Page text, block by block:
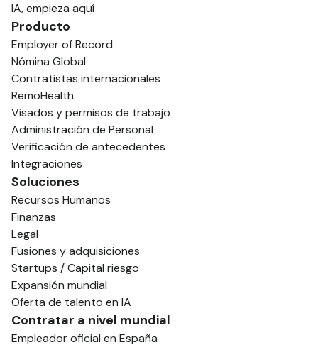
IA, empieza aquí
Producto
Employer of Record
Nómina Global
Contratistas internacionales
RemoHealth
Visados y permisos de trabajo
Administración de Personal
Verificación de antecedentes
Integraciones
Soluciones
Recursos Humanos
Finanzas
Legal
Fusiones y adquisiciones
Startups / Capital riesgo
Expansión mundial
Oferta de talento en IA
Contratar a nivel mundial
Empleador oficial en España